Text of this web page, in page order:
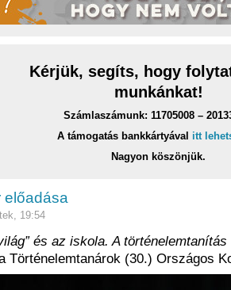
Kérjük, segíts, hogy
munkánkat!
Számlaszámunk: 11705008 –
A támogatás bankkártyával itt
Nagyon köszönjük.
előadása
19:54
és az iskola. A
Történelemtanárok (30.) Országos